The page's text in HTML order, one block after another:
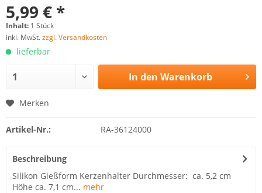
5,99 € *
Inhalt: 1 Stück
inkl. MwSt.zzgl. Versandkosten
lieferbar
In den Warenkorb
Merken
Artikel-Nr.: RA-36124000
Beschreibung
Silikon Gießform Kerzenhalter Durchmesser: ca. 5,2 cm
Höhe ca. 7,1 cm... mehr